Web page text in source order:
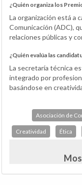
¿Quién organiza los
La organización está a
Comunicación (ADC),
relaciones públicas y
¿Quién evalúa las
La secretaría técnica
integrado por
basándose en
Asociación de
Creatividad Ética